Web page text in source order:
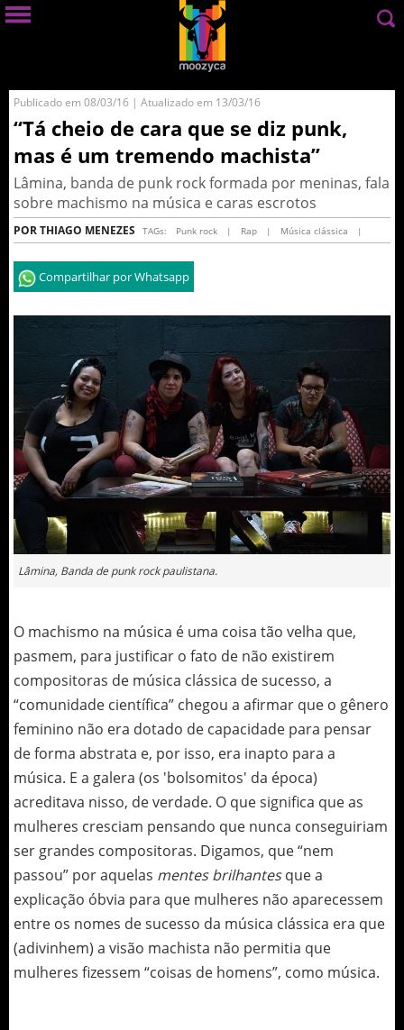
Publicado em 08/03/16 | Atualizado em 13/03/16
“Tá cheio de cara que se diz punk,
mas é um tremendo machista”
Lâmina, banda de punk rock formada por meninas, fala
sobre machismo na música e caras escrotos
POR THIAGO MENEZES TAGs: Punk rock | Rap | Música clássica |
Compartilhar por Whatsapp
Lâmina, Banda de punk rock paulistana.
O machismo na música é uma coisa tão velha que,
pasmem, para justificar o fato de não existirem
compositoras de música clássica de sucesso, a
“comunidade científica” chegou a afirmar que o gênero
feminino não era dotado de capacidade para pensar
de forma abstrata e, por isso, era inapto para a
música. E a galera (os 'bolsomitos' da época)
acreditava nisso, de verdade. O que significa que as
mulheres cresciam pensando que nunca conseguiriam
ser grandes compositoras. Digamos, que “nem
passou” por aquelas mentes brilhantesque a
explicação óbvia para que mulheres não aparecessem
entre os nomes de sucesso da música clássica era que
(adivinhem) a visão machista não permitia que
mulheres fizessem “coisas de homens”, como música.